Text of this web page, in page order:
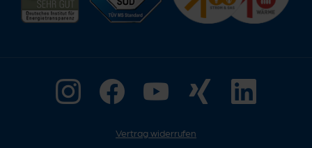
Vertrag widerrufen